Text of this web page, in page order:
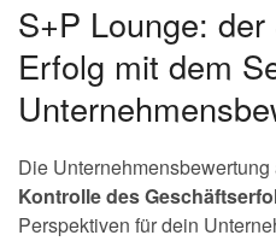
S+P Lounge:
Erfolg mit dem
Die Unternehmensbewertung
Kontrolle des
Perspektiven für dein